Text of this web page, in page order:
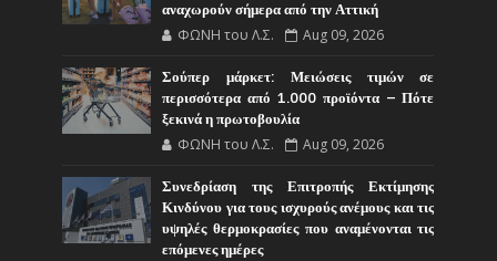
αναχωρούν σήμερα από την Αττική
ΦΩΝΗ του Λ.Σ. Aug 09, 2026
Σούπερ μάρκετ: Μειώσεις τιμών σε
περισσότερα από 1.000 προϊόντα – Πότε
ξεκινά η πρωτοβουλία
ΦΩΝΗ του Λ.Σ. Aug 09, 2026
Συνεδρίαση της Επιτροπής Εκτίμησης
Κινδύνου για τους ισχυρούς ανέμους και τις
υψηλές θερμοκρασίες που αναμένονται τις
επόμενες ημέρες